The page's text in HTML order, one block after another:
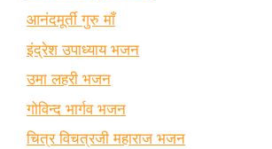
आनंदमूर्ती गुरु माँ
इंद्रेश उपाध्याय भजन
उमा लहरी भजन
गोविन्द भार्गव भजन
चित्र विचत्रजी महाराज भजन